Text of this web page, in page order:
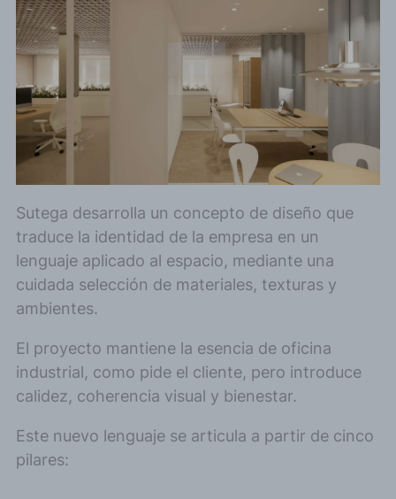
Sutega desarrolla un concepto de diseño que
traduce la identidad de la empresa en un
lenguaje aplicado al espacio, mediante una
cuidada selección de materiales, texturas y
ambientes.
El proyecto mantiene la esencia de oficina
industrial, como pide el cliente, pero introduce
calidez, coherencia visual y bienestar.
Este nuevo lenguaje se articula a partir de cinco
pilares: